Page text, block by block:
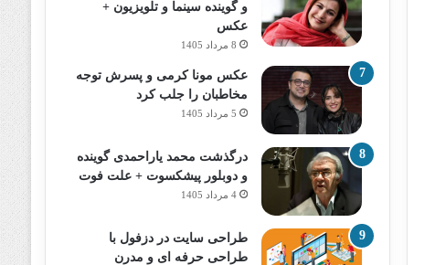
و گوینده سینما و تلویزیون +
عکس
8 مرداد 1405
عکس مونا کرمی و پسرش توجه
مخاطبان را جلب کرد
5 مرداد 1405
درگذشت محمد یاراحمدی گوینده
و دوبلور پیشکسوت + علت فوت
4 مرداد 1405
طراحی سایت در دزفول با
طراحی حرفه‌ ای و مدرن